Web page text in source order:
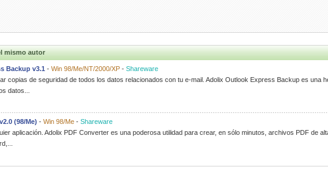
mismo autor
Backup v3.1 - Win 98/Me/NT/2000/XP- Shareware
copias de seguridad de todos los datos relacionados con tu e-mail. Adolix Outlook Express Backup es una
datos...
(98/Me) - Win 98/Me- Shareware
aplicación. Adolix PDF Converter es una poderosa utilidad para crear, en sólo minutos, archivos PDF de